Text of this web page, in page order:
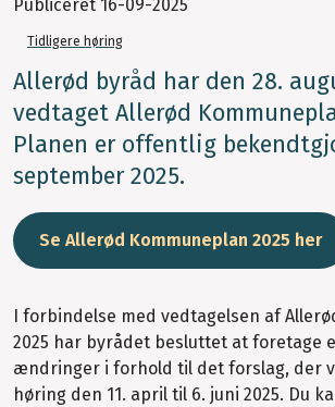
Publiceret 16-09-2025
Tidligere høring
Allerød byråd har den 28.
vedtaget Allerød
Planen er offentlig
september 2025.
Se Allerød Kommuneplan 2025 her
I forbindelse med vedtagelsen af
2025 har byrådet besluttet at foretage
ændringer i forhold til det forslag, der
høring den 11. april til 6. juni 2025. Du